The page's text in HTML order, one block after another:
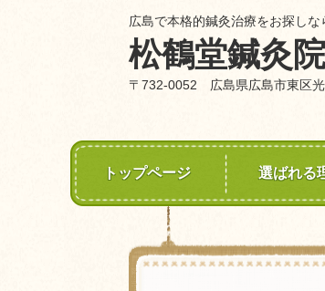
広島で本格的鍼灸治療をお探しな
松鶴堂鍼灸
〒732-0052 広島県広島市東区
トップページ 選ばれる